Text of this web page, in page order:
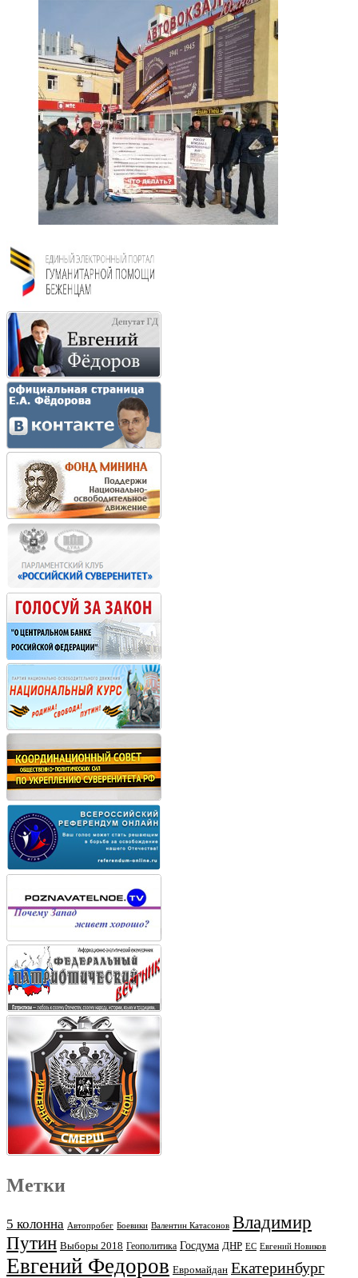
Метки
5 колонна Автопробег Боевики Валентин Катасонов Владимир
Путин Выборы 2018 Геополитика Госдума ДНР ЕС Евгений Новиков
Евгений Федоров Евромайдан Екатеринбург